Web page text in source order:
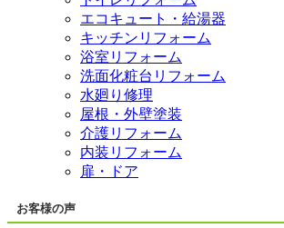
エコキュート・給湯器
キッチンリフォーム
浴室リフォーム
洗面化粧台リフォーム
水廻り修理
屋根・外壁塗装
介護リフォーム
内装リフォーム
扉・ドア
お客様の声